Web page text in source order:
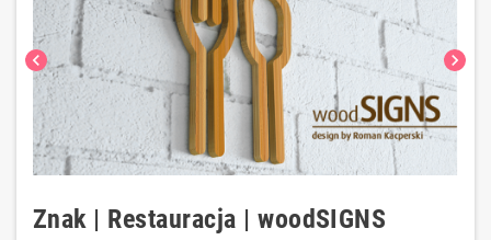
chevron_left chevron_right
Znak | Restauracja | woodSIGNS